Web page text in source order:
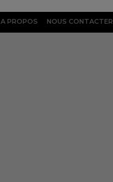
A PROPOS NOUS CONTACTER